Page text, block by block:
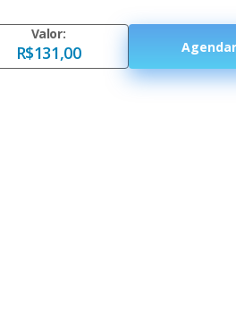
Valor:
R$131,00 Agendar